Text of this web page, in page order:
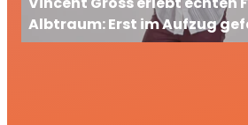
Albtraum: Erst im Aufzug
ausgesperrt